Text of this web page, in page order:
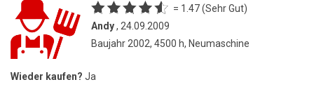
= 1.47 (Sehr Gut)
Andy, 24.09.2009
Baujahr 2002, 4500 h, Neumaschine
Wieder kaufen? Ja